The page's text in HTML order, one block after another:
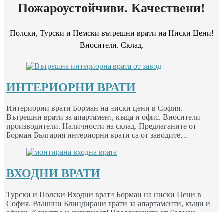
Пожароустойчиви. Качествени!
Полски, Турски и Немски вътрешни врати на Ниски Цени!
Вносители. Склад.
ИНТЕРИОРНИ ВРАТИ
Интериорни врати Борман на ниски цени в София.
Вътрешни врати за апартамент, къща и офис. Вносители –
производители. Наличности на склад. Предлаганите от
Борман България интериорни врати са от заводите…
ВХОДНИ ВРАТИ
Турски и Полски Входни врати Борман на ниски Цени в
София. Външни Блиндирани врати за апартаменти, къщи и